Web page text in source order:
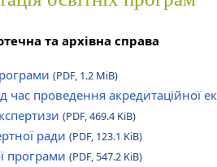
та архівна справа
(PDF, 1.2 MiB)
час проведення акредитаційної
(PDF, 469.4 KiB)
ради (PDF, 123.1 KiB)
програми (PDF, 547.2 KiB)